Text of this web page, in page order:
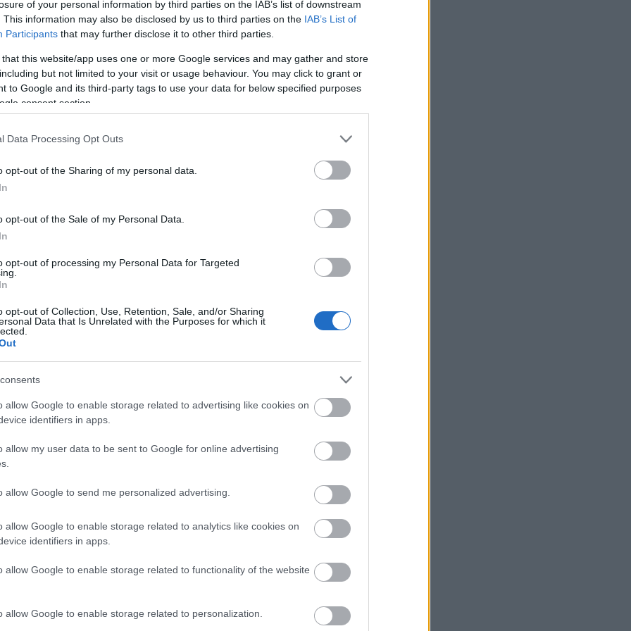
of your personal information by third parties on the IAB’s list of downstream
This information may also be disclosed by us to third parties on the IAB’s List of
Participants that may further disclose it to other third parties.
that this website/app uses one or more Google services and may gather and store
but not limited to your visit or usage behaviour. You may click to grant or
to Google and its third-party tags to use your data for below specified purposes
consent section.
Data Processing Opt Outs
opt-out of the Sharing of my personal data.
opt-out of the Sale of my Personal Data.
opt-out of processing my Personal Data for Targeted
opt-out of Collection, Use, Retention, Sale, and/or Sharing
Data that Is Unrelated with the Purposes for which it
allow Google to enable storage related to advertising like cookies on
identifiers in apps.
allow my user data to be sent to Google for online advertising
allow Google to send me personalized advertising.
allow Google to enable storage related to analytics like cookies on
identifiers in apps.
allow Google to enable storage related to functionality of the website
allow Google to enable storage related to personalization.
οι έντονες βροχές της
τα αποθέματα της ΕΥΔΑΠ
προηγούμενων ετών.
τον θεμέλιο λίθο της δημόσιας υγείας
παράγοντες της εταιρείας-
μερικών φαινομενικά αντιφατικών
για την ΕΥΔΑΠ αποτελεί δέσμευση το
και απόδειξη για αυτό είναι ότι
Ευρώπη. Ταυτόχρονα, όμως, η
τον αποδοτικότερο τρόπο, ώστε να
15:51
Eurobank: Η Ευρώπη παραμένει
15:37 ΥΠΑΑΤ: Αποζημιώσεις 38,1 εκατ. ευρώ
σε κτηνοτρόφους για ευλογιά, πανώλη
και αφθώδη πυρετό
Warner Bros: Η απώλεια του ΝΒΑ
η μετοχή
Scope Ratings: Ισχυρή κερδοφορία και
το 2026 για τις ελληνικές τράπεζες
κερδών χάρη στην έκρηξη της
τεχνητής νοημοσύνης
χρονοδιάγραμμα για την
αποκατάσταση - Στόχος η έναρξη των
ΗΠΑ: Σε χαμηλό διετίας οι απολύσεις -
Βασική αιτία για πέμπτο μήνα το ΑΙ
της Κάρτας Αγρότη μέσω της ΕΑΕ
2026
Ρουμανία: Επιχείρηση εκτροπής του
Δούναβη για να παραταθεί η
Τι είναι η εθνική ρήτρα διαφυγής για
άμυνα και ενέργεια - Ελλάδα και Ιταλία
επέκτασης στην ενέργεια
εξοπλισμό για την ενίσχυση της
παραγωγικότητας και τη βελτίωση της
14:45
Diageo: Το πρόγραμμα περικοπών 1
ΗΠΑ-δημοσκόπηση: Οι Αμερικανοί
προετοιμάζονται για περισσότερο